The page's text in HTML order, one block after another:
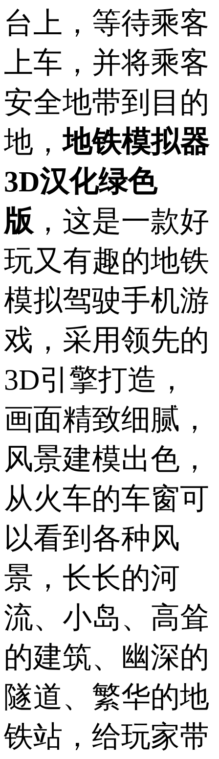
台上，等待乘客
上车，并将乘客
安全地带到目的
地，地铁模拟器
3D汉化绿色
版 ，这是一款好
玩又有趣的地铁
模拟驾驶手机游
戏，采用领先的
3D引擎打造，
画面精致细腻，
风景建模出色，
从火车的车窗可
以看到各种风
景，长长的河
流、小岛、高耸
的建筑、幽深的
隧道、繁华的地
铁站，给玩家带